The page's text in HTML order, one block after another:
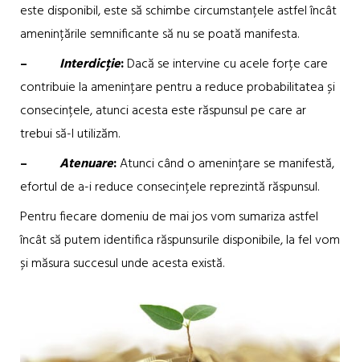
este disponibil, este să schimbe circumstanțele astfel încât
amenințările semnificante să nu se poată manifesta.
– Interdicție:Dacă se intervine cu acele forțe care
contribuie la amenințare pentru a reduce probabilitatea și
consecințele, atunci acesta este răspunsul pe care ar
trebui să-l utilizăm.
– Atenuare:Atunci când o amenințare se manifestă,
efortul de a-i reduce consecințele reprezintă răspunsul.
Pentru fiecare domeniu de mai jos vom sumariza astfel
încât să putem identifica răspunsurile disponibile, la fel vom
și măsura succesul unde acesta există.